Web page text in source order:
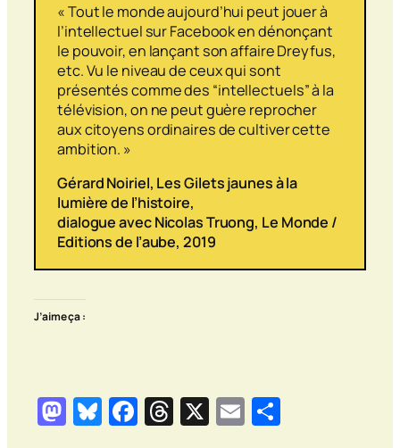
« Tout le monde aujourd’hui peut jouer à
l’intellectuel sur Facebook en dénonçant
le pouvoir, en lançant son affaire Dreyfus,
etc. Vu le niveau de ceux qui sont
présentés comme des “intellectuels” à la
télévision, on ne peut guère reprocher
aux citoyens ordinaires de cultiver cette
ambition. »
Gérard Noiriel, Les Gilets jaunes à la
lumière de l’histoire,
dialogue avec Nicolas Truong, Le Monde /
Editions de l’aube, 2019
J’aime ça :
Mastodon
Bluesky
Facebook
Threads
X Email